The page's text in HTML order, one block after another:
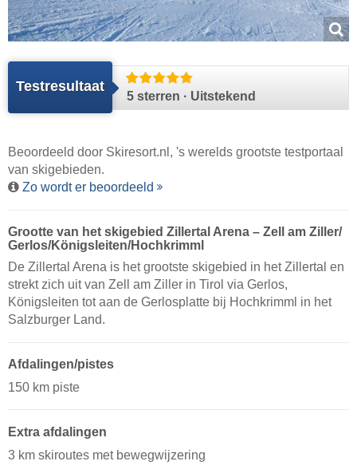
Testresultaat
5 sterren · Uitstekend
Beoordeeld door Skiresort.nl , 's werelds grootste testportaal
van skigebieden.
Zo wordt er beoordeeld
Grootte van het skigebied Zillertal Arena – Zell am Ziller/​
Gerlos/​Königsleiten/​Hochkrimml
De Zillertal Arena is het grootste skigebied in het Zillertal en
strekt zich uit van Zell am Ziller in Tirol via Gerlos,
Königsleiten tot aan de Gerlosplatte bij Hochkrimml in het
Salzburger Land.
Afdalingen/pistes
150 km piste
Extra afdalingen
3 km skiroutes met bewegwijzering